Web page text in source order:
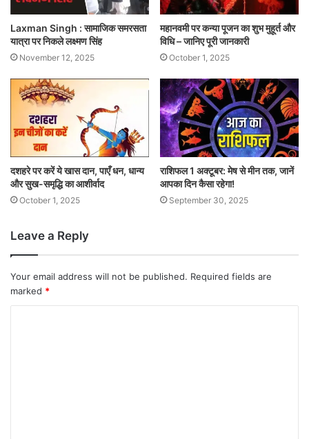
Laxman Singh : सामाजिक समरसता
यात्रा पर निकले लक्ष्मण सिंह
November 12, 2025
महानवमी पर कन्या पूजन का शुभ मुहूर्त और
विधि – जानिए पूरी जानकारी
October 1, 2025
दशहरे पर करें ये खास दान, पाएँ धन, धान्य
और सुख-समृद्धि का आशीर्वाद
October 1, 2025
राशिफल 1 अक्टूबर: मेष से मीन तक, जानें
आपका दिन कैसा रहेगा!
September 30, 2025
Leave a Reply
Your email address will not be published. Required fields are
marked *